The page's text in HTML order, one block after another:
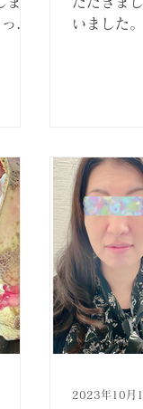
て
いました
2023年10月